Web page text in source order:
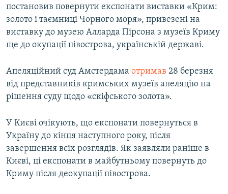
постановив повернути експонати виставки «Крим:
золото і таємниці Чорного моря», привезені на
виставку до музею Алларда Пірсона з музеїв Криму
ще до окупації півострова, українській державі.
Апеляційний суд Амстердама отримав 28 березня
від представників кримських музеїв апеляцію на
рішення суду щодо «скіфського золота».
У Києві очікують, що експонати повернуться в
Україну до кінця наступного року, після
завершення всіх розглядів. Як заявляли раніше в
Києві, ці експонати в майбутньому повернуть до
Криму після деокупації півострова.